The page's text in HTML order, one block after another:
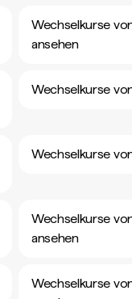
Wechselkurse
ansehen
Wechselkurse
Wechselkurse
Wechselkurse
ansehen
Wechselkurse